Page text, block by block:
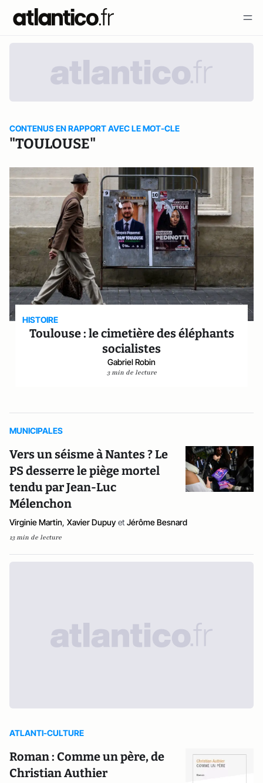
CONTENUS EN RAPPORT AVEC LE MOT-CLE
"TOULOUSE"
HISTOIRE
Toulouse : le cimetière des éléphants
socialistes
Gabriel Robin
3 min de lecture
MUNICIPALES
Vers un séisme à Nantes ? Le
PS desserre le piège mortel
tendu par Jean-Luc
Mélenchon
Virginie Martin, Xavier Dupuy et Jérôme Besnard
13 min de lecture
ATLANTI-CULTURE
Roman : Comme un père, de
Christian Authier